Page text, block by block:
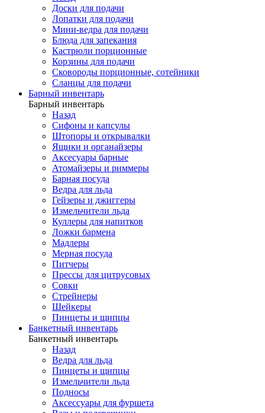
Доски для подачи
Лопатки для подачи
Мини-ведра для подачи
Блюда для запекания
Кастрюли порционные
Корзины для подачи
Сковороды порционные, сотейники
Сланцы для подачи
Барный инвентарь
Барный инвентарь
Назад
Сифоны и капсулы
Штопоры и открывалки
Ящики и органайзеры
Аксесуары барные
Атомайзеры и риммеры
Барная посуда
Ведра для льда
Гейзеры и джиггеры
Измельчители льда
Куллеры для напитков
Ложки бармена
Мадлеры
Мерная посуда
Питчеры
Прессы для цитрусовых
Совки
Стрейнеры
Шейкеры
Пинцеты и щипцы
Банкетный инвентарь
Банкетный инвентарь
Назад
Ведра для льда
Пинцеты и щипцы
Измельчители льда
Подносы
Аксессуары для фуршета